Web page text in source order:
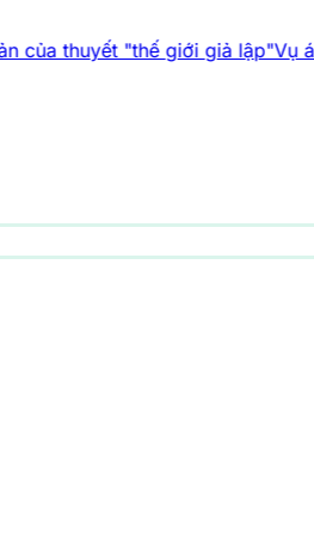
"thế giới giả lập" Vụ án "gia tộc